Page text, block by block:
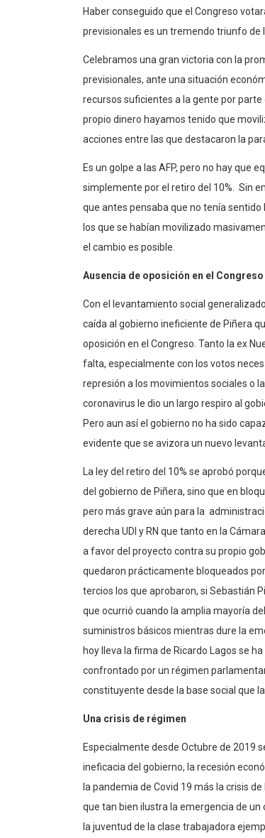
Haber conseguido que el Congreso
previsionales es un tremendo triunfo de
Celebramos una gran victoria con la
previsionales, ante una situación
recursos suficientes a la gente por
propio dinero hayamos tenido que
acciones entre las que destacaron la
Es un golpe a las AFP, pero no hay que
simplemente por el retiro del 10%. Sin
que antes pensaba que no tenía sentido
los que se habían movilizado
el cambio es posible.
Ausencia de oposición en el Congreso
Con el levantamiento social
caída al gobierno ineficiente de Piñera
oposición en el Congreso. Tanto la ex
falta, especialmente con los votos
represión a los movimientos sociales o
coronavirus le dio un largo respiro al
Pero aun así el gobierno no ha sido
evidente que se avizora un nuevo
La ley del retiro del 10% se aprobó
del gobierno de Piñera, sino que en
pero más grave aún para la
derecha UDI y RN que tanto en la
a favor del proyecto contra su propio
quedaron prácticamente bloqueados
tercios los que aprobaron, si Sebastián
que ocurrió cuando la amplia mayoría
suministros básicos mientras dure la
hoy lleva la firma de Ricardo Lagos se
confrontado por un régimen
constituyente desde la base social que
Una crisis de régimen
Especialmente desde Octubre de 2019
ineficacia del gobierno, la recesión
la pandemia de Covid 19 más la crisis
que tan bien ilustra la emergencia de
la juventud de la clase trabajadora